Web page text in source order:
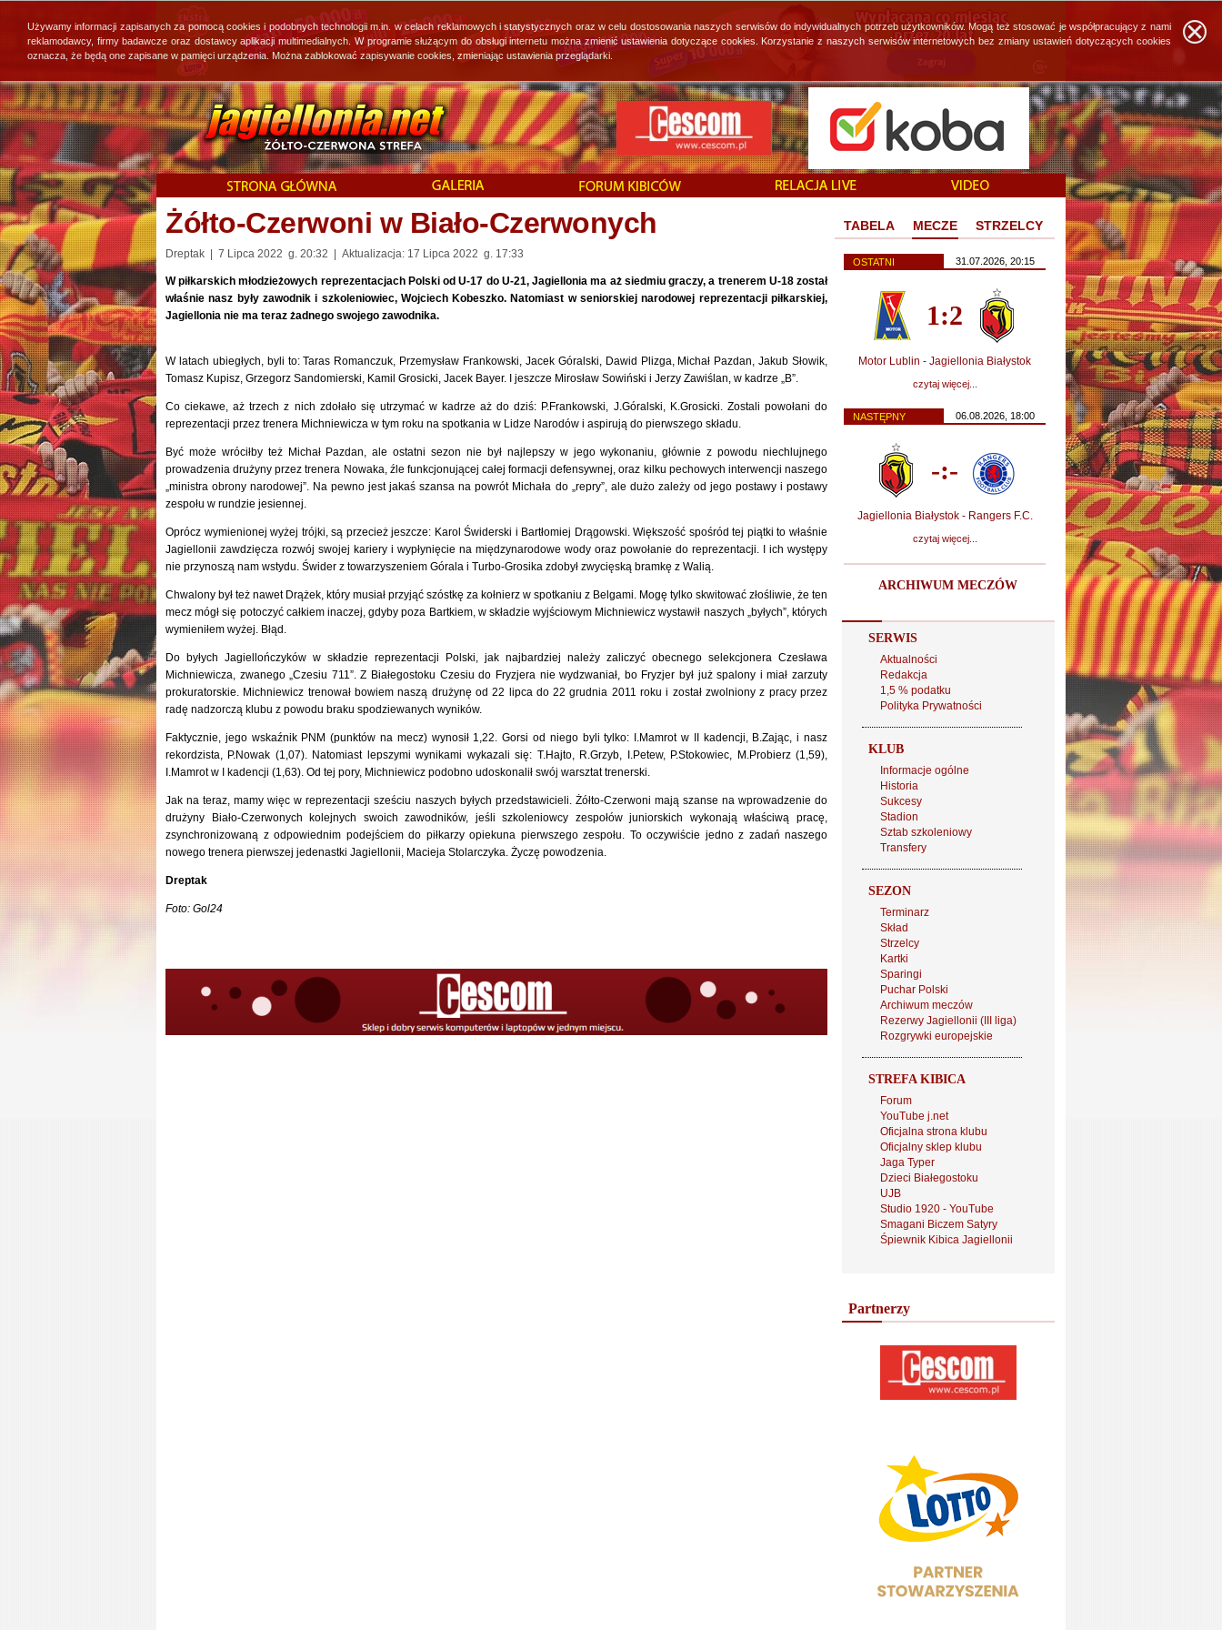
Żółto-Czerwoni w Biało-Czerwonych
Dreptak | 7 Lipca 2022 g. 20:32 | Aktualizacja: 17 Lipca 2022 g. 17:33
W piłkarskich młodzieżowych reprezentacjach Polski od U-17 do U-21, Jagiellonia ma aż siedmiu graczy, a trenerem U-18 został
właśnie nasz były zawodnik i szkoleniowiec, Wojciech Kobeszko. Natomiast w seniorskiej narodowej reprezentacji piłkarskiej,
Jagiellonia nie ma teraz żadnego swojego zawodnika.
W latach ubiegłych, byli to: Taras Romanczuk, Przemysław Frankowski, Jacek Góralski, Dawid Plizga, Michał Pazdan, Jakub Słowik,
Tomasz Kupisz, Grzegorz Sandomierski, Kamil Grosicki, Jacek Bayer. I jeszcze Mirosław Sowiński i Jerzy Zawiślan, w kadrze „B”.
Co ciekawe, aż trzech z nich zdołało się utrzymać w kadrze aż do dziś: P.Frankowski, J.Góralski, K.Grosicki. Zostali powołani do
reprezentacji przez trenera Michniewicza w tym roku na spotkania w Lidze Narodów i aspirują do pierwszego składu.
Być może wróciłby też Michał Pazdan, ale ostatni sezon nie był najlepszy w jego wykonaniu, głównie z powodu niechlujnego
prowadzenia drużyny przez trenera Nowaka, źle funkcjonującej całej formacji defensywnej, oraz kilku pechowych interwencji naszego
„ministra obrony narodowej”. Na pewno jest jakaś szansa na powrót Michała do „repry”, ale dużo zależy od jego postawy i postawy
zespołu w rundzie jesiennej.
Oprócz wymienionej wyżej trójki, są przecież jeszcze: Karol Świderski i Bartłomiej Drągowski. Większość spośród tej piątki to właśnie
Jagiellonii zawdzięcza rozwój swojej kariery i wypłynięcie na międzynarodowe wody oraz powołanie do reprezentacji. I ich występy
nie przynoszą nam wstydu. Świder z towarzyszeniem Górala i Turbo-Grosika zdobył zwycięską bramkę z Walią.
Chwalony był też nawet Drążek, który musiał przyjąć szóstkę za kołnierz w spotkaniu z Belgami. Mogę tylko skwitować złośliwie, że ten
mecz mógł się potoczyć całkiem inaczej, gdyby poza Bartkiem, w składzie wyjściowym Michniewicz wystawił naszych „byłych”, których
wymieniłem wyżej. Błąd.
Do byłych Jagiellończyków w składzie reprezentacji Polski, jak najbardziej należy zaliczyć obecnego selekcjonera Czesława
Michniewicza, zwanego „Czesiu 711”. Z Białegostoku Czesiu do Fryzjera nie wydzwaniał, bo Fryzjer był już spalony i miał zarzuty
prokuratorskie. Michniewicz trenował bowiem naszą drużynę od 22 lipca do 22 grudnia 2011 roku i został zwolniony z pracy przez
radę nadzorczą klubu z powodu braku spodziewanych wyników.
Faktycznie, jego wskaźnik PNM (punktów na mecz) wynosił 1,22. Gorsi od niego byli tylko: I.Mamrot w II kadencji, B.Zając, i nasz
rekordzista, P.Nowak (1,07). Natomiast lepszymi wynikami wykazali się: T.Hajto, R.Grzyb, I.Petew, P.Stokowiec, M.Probierz (1,59),
I.Mamrot w I kadencji (1,63). Od tej pory, Michniewicz podobno udoskonalił swój warsztat trenerski.
Jak na teraz, mamy więc w reprezentacji sześciu naszych byłych przedstawicieli. Żółto-Czerwoni mają szanse na wprowadzenie do
drużyny Biało-Czerwonych kolejnych swoich zawodników, jeśli szkoleniowcy zespołów juniorskich wykonają właściwą pracę,
zsynchronizowaną z odpowiednim podejściem do piłkarzy opiekuna pierwszego zespołu. To oczywiście jedno z zadań naszego
nowego trenera pierwszej jedenastki Jagiellonii, Macieja Stolarczyka. Życzę powodzenia.
Dreptak
Foto: Gol24
TABELA MECZE STRZELCY
OSTATNI 31.07.2026, 20:15
1:2
Motor Lublin - Jagiellonia Białystok
czytaj więcej...
NASTĘPNY 06.08.2026, 18:00
-:-
Jagiellonia Białystok - Rangers F.C.
czytaj więcej...
ARCHIWUM MECZÓW
SERWIS
Aktualności
Redakcja
1,5 % podatku
Polityka Prywatności
KLUB
Informacje ogólne
Historia
Sukcesy
Stadion
Sztab szkoleniowy
Transfery
SEZON
Terminarz
Skład
Strzelcy
Kartki
Sparingi
Puchar Polski
Archiwum meczów
Rezerwy Jagiellonii (III liga)
Rozgrywki europejskie
STREFA KIBICA
Forum
YouTube j.net
Oficjalna strona klubu
Oficjalny sklep klubu
Jaga Typer
Dzieci Białegostoku
UJB
Studio 1920 - YouTube
Smagani Biczem Satyry
Śpiewnik Kibica Jagiellonii
Partnerzy
Używamy informacji zapisanych za pomocą cookies i podobnych technologii m.in. w celach reklamowych i statystycznych oraz w celu dostosowania naszych serwisów do indywidualnych potrzeb użytkowników. Mogą też stosować je współpracujący z nami
reklamodawcy, firmy badawcze oraz dostawcy aplikacji multimedialnych. W programie służącym do obsługi internetu można zmienić ustawienia dotyczące cookies. Korzystanie z naszych serwisów internetowych bez zmiany ustawień dotyczących cookies
oznacza, że będą one zapisane w pamięci urządzenia. Można zablokować zapisywanie cookies, zmieniając ustawienia przeglądarki.